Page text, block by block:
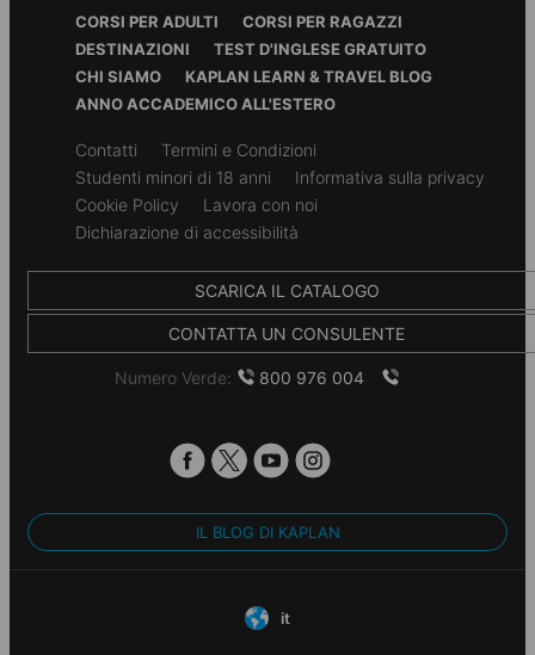
Footer
Menu
CORSI PER ADULTI
CORSI PER RAGAZZI
DESTINAZIONI
TEST D'INGLESE GRATUITO
CHI SIAMO
KAPLAN LEARN & TRAVEL BLOG
ANNO ACCADEMICO ALL'ESTERO
Secondary
footer
Contatti
Termini e Condizioni
Studenti minori di 18 anni
Informativa sulla privacy
Cookie Policy
Lavora con noi
Dichiarazione di accessibilità
SCARICA IL CATALOGO
CONTATTA UN CONSULENTE
Numero Verde: 800 976 004
IL BLOG DI KAPLAN
it